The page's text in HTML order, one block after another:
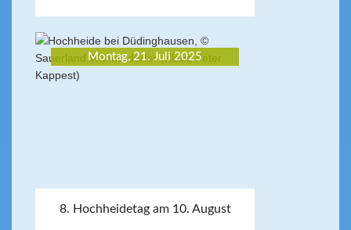
8. Hochheidetag am 10. August
Montag, 21. Juli 2025